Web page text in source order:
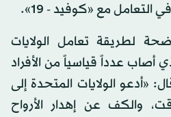
مع «كوفيد - 19».
لطريقة تعامل الولايات
أصاب عدداً قياسياً من الأفراد
«أدعو الولايات المتحدة إلى
والكف عن إهدار الأرواح